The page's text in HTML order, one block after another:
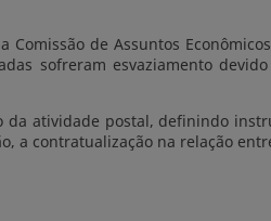
Comissão de Assuntos
sofreram esvaziamento
da atividade postal, definindo
a contratualização na relação